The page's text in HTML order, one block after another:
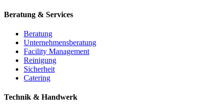
Beratung & Services
Beratung
Unternehmensberatung
Facility Management
Reinigung
Sicherheit
Catering
Technik & Handwerk